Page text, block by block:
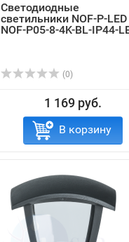
Светодиодные
светильники NOF-P-LED
NOF-P05-8-4K-BL-IP44-
(0)
1 169 руб.
В корзину